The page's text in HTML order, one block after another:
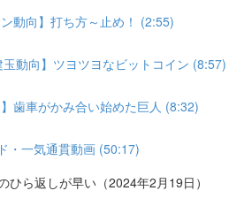
動向】打ち方～止め！ (2:55)
動向】ツヨツヨなビットコイン (8:57)
歯車がかみ合い始めた巨人 (8:32)
・一気通貫動画 (50:17)
ひら返しが早い（2024年2月19日）